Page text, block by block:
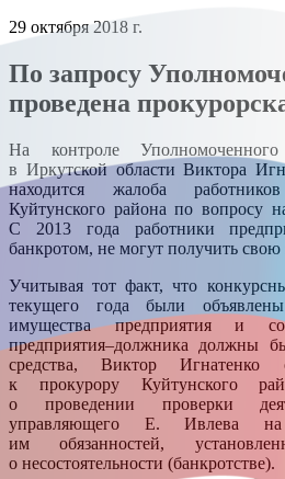
29 октября 2018 г.
По запросу
проведена
На контроле
в Иркутской области Виктора
находится жалоба
Куйтунского района по вопросу
С 2013 года работники
банкротом, не могут получить свою
Учитывая тот факт, что
текущего года были
имущества предприятия и
предприятия–должника должны
средства, Виктор Игнатенко
к прокурору Куйтунского
о проведении проверки
управляющего Е. Ивлева на
им обязанностей,
о несостоятельности (банкротстве).